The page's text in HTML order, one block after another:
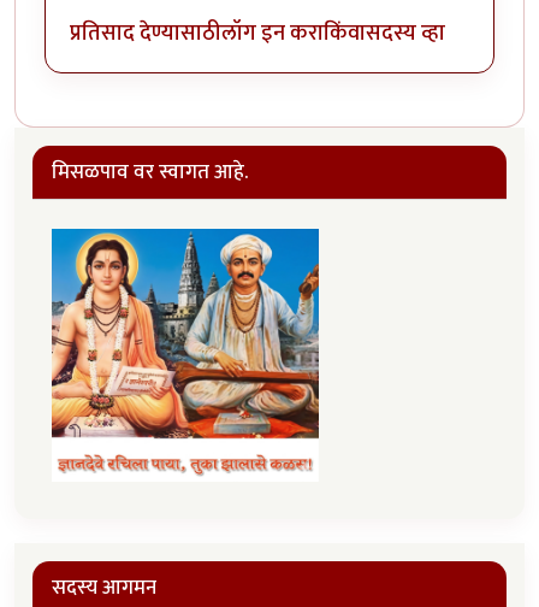
प्रतिसाद देण्यासाठीलॉग इन कराकिंवासदस्य व्हा
मिसळपाव वर स्वागत आहे.
सदस्य आगमन